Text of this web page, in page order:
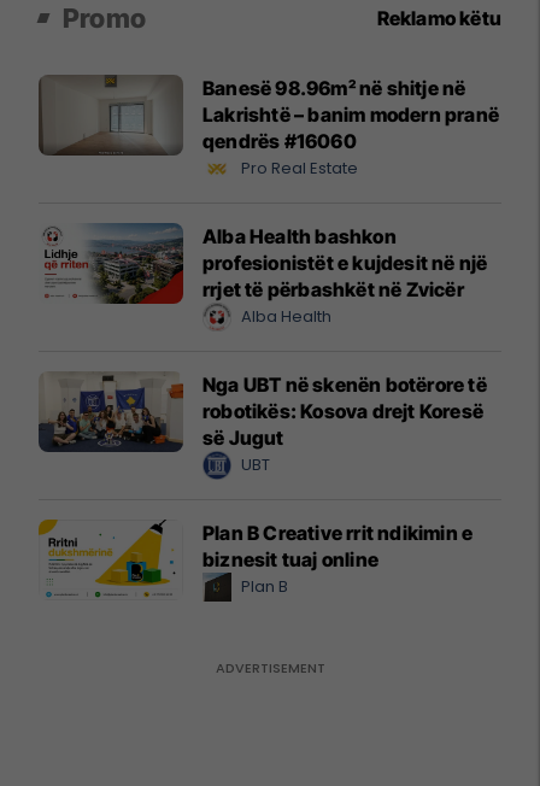
Promo Reklamo këtu
Banesë 98.96m² në shitje në
Lakrishtë – banim modern pranë
qendrës #16060
Pro Real Estate
Alba Health bashkon
profesionistët e kujdesit në një
rrjet të përbashkët në Zvicër
Alba Health
Nga UBT në skenën botërore të
robotikës: Kosova drejt Koresë
së Jugut
UBT
Plan B Creative rrit ndikimin e
biznesit tuaj online
Plan B